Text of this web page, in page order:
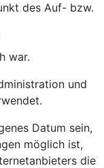
des Auf- bzw.
war.
und
Datum sein,
möglich ist,
die